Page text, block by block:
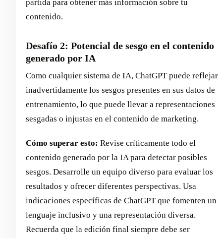
partida para obtener más información sobre tu
contenido.
Desafío 2: Potencial de sesgo en el contenido
generado por IA
Como cualquier sistema de IA, ChatGPT puede reflejar
inadvertidamente los sesgos presentes en sus datos de
entrenamiento, lo que puede llevar a representaciones
sesgadas o injustas en el contenido de marketing.
Cómo superar esto: Revise críticamente todo el
contenido generado por la IA para detectar posibles
sesgos. Desarrolle un equipo diverso para evaluar los
resultados y ofrecer diferentes perspectivas. Usa
indicaciones específicas de ChatGPT que fomenten un
lenguaje inclusivo y una representación diversa.
Recuerda que la edición final siempre debe ser